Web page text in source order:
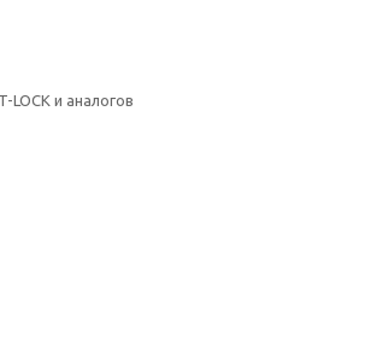
и аналогов